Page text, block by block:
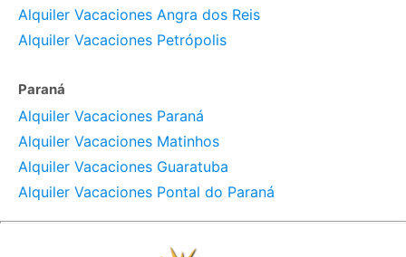
Alquiler Vacaciones Angra dos Reis
Alquiler Vacaciones Petrópolis
Paraná
Alquiler Vacaciones Paraná
Alquiler Vacaciones Matinhos
Alquiler Vacaciones Guaratuba
Alquiler Vacaciones Pontal do Paraná